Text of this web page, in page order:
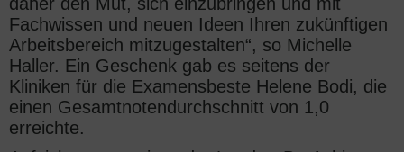
Fachwissen und neuen Ideen Ihren zukünftigen
Arbeitsbereich mitzugestalten“, so Michelle
Haller. Ein Geschenk gab es seitens der
Kliniken für die Examensbeste Helene Bodi, die
einen Gesamtnotendurchschnitt von 1,0
erreichte.